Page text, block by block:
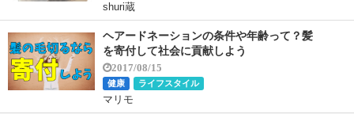
shuri蔵
ヘアードネーションの条件や年齢って？髪
を寄付して社会に貢献しよう
2017/08/15
健康 ライフスタイル
マリモ